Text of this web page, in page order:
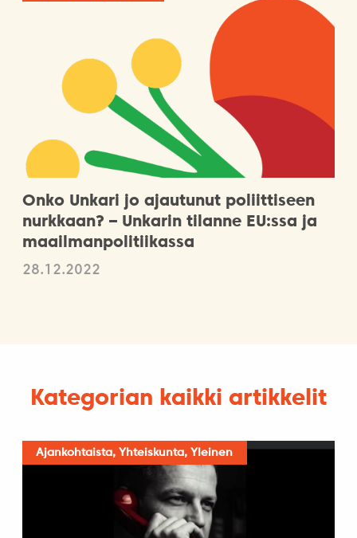
Onko Unkari jo ajautunut poliittiseen
nurkkaan? – Unkarin tilanne EU:ssa ja
maailmanpolitiikassa
28.12.2022
Kategorian kaikki artikkelit
Ajankohtaista, Yhteiskunta, Yleinen